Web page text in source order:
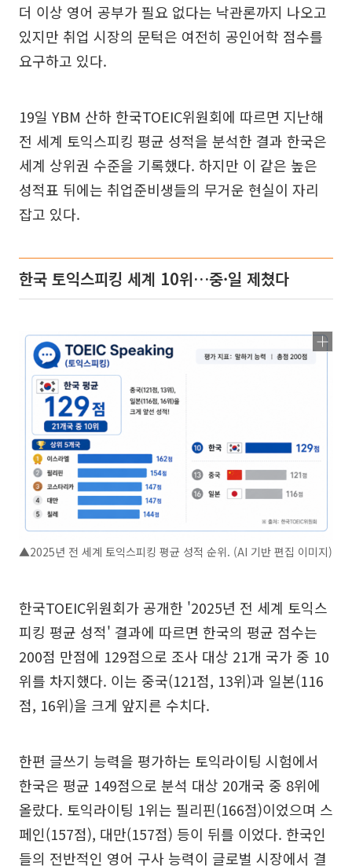
더 이상 영어 공부가 필요 없다는 낙관론까지 나오고
있지만 취업 시장의 문턱은 여전히 공인어학 점수를
요구하고 있다.
19일 YBM 산하 한국TOEIC위원회에 따르면 지난해
전 세계 토익스피킹 평균 성적을 분석한 결과 한국은
세계 상위권 수준을 기록했다. 하지만 이 같은 높은
성적표 뒤에는 취업준비생들의 무거운 현실이 자리
잡고 있다.
한국 토익스피킹 세계 10위…중·일 제쳤다
▲2025년 전 세계 토익스피킹 평균 성적 순위. (AI 기반 편집 이미지)
한국TOEIC위원회가 공개한 '2025년 전 세계 토익스
피킹 평균 성적' 결과에 따르면 한국의 평균 점수는
200점 만점에 129점으로 조사 대상 21개 국가 중 10
위를 차지했다. 이는 중국(121점, 13위)과 일본(116
점, 16위)을 크게 앞지른 수치다.
한편 글쓰기 능력을 평가하는 토익라이팅 시험에서
한국은 평균 149점으로 분석 대상 20개국 중 8위에
올랐다. 토익라이팅 1위는 필리핀(166점)이었으며 스
페인(157점), 대만(157점) 등이 뒤를 이었다. 한국인
들의 전반적인 영어 구사 능력이 글로벌 시장에서 결